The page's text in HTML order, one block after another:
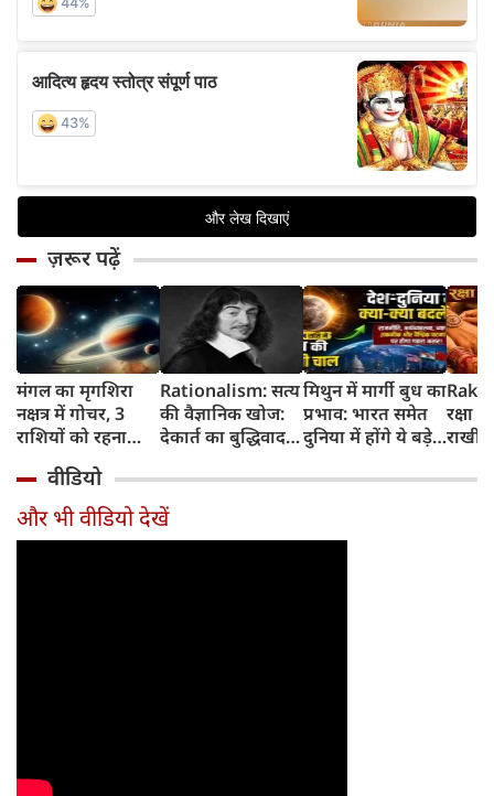
ज़रूर पढ़ें
मंगल का मृगशिरा
नक्षत्र में गोचर, 3
राशियों को रहना
सावधान
Rationalism: सत्य
की वैज्ञानिक खोज:
देकार्त का बुद्धिवाद
का जन्म
मिथुन में मार्गी बुध का
प्रभाव: भारत समेत
दुनिया में होंगे ये बड़े
रक्षा
राखी
वीडियो
और भी वीडियो देखें